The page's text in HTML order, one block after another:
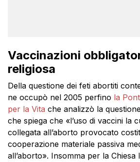
Vaccinazioni
religiosa
Della questione dei feti abortiti
ne occupò nel 2005 perfino la
per la Vita che analizzò la
che spiega che «l’uso di vaccini la
collegata all’aborto provocato
cooperazione materiale passiva
all’aborto». Insomma per la Chiesa